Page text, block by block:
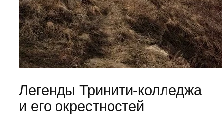
Легенды Тринити-колледжа
и его окрестностей